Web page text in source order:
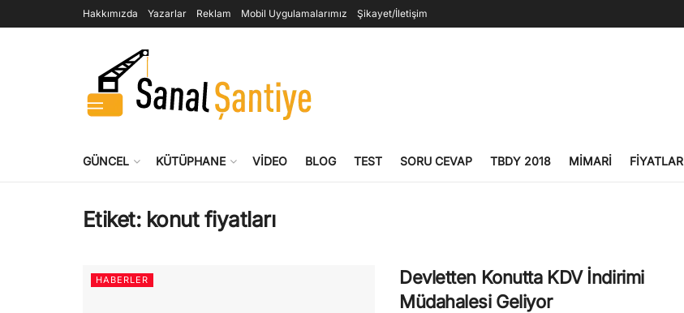
Hakkımızda Yazarlar Reklam Mobil Uygulamalarımız Şikayet/İletişim
GÜNCEL KÜTÜPHANE VIDEO BLOG TEST SORU CEVAP TBDY 2018 MIMARI FIYATLAR
Etiket: konut fiyatları
HABERLER
Devletten Konutta KDV İndirimi
Müdahalesi Geliyor